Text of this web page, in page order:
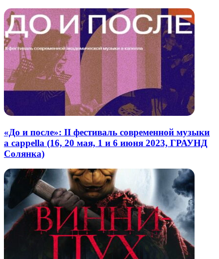
«До и после»: II фестиваль современной музыки
a cappella (16, 20 мая, 1 и 6 июня 2023, ГРАУНД
Солянка)